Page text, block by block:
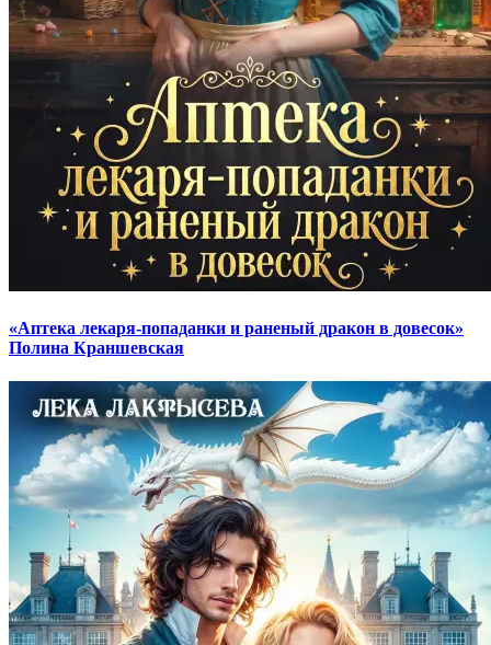
«Аптека лекаря-попаданки и раненый дракон в довесок»
Полина Краншевская